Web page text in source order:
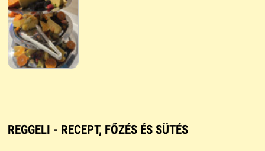
REGGELI - RECEPT, FŐZÉS ÉS SÜTÉS